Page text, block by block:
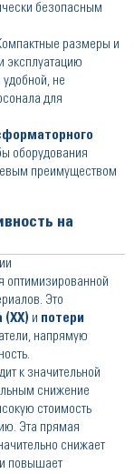
безопасным
размеры и
эксплуатацию
не
для
оборудования
преимуществом
на
оптимизированной
Это
(ХХ) и потери
напрямую
к значительной
снижение
стоимость
Эта прямая
снижает
повышает